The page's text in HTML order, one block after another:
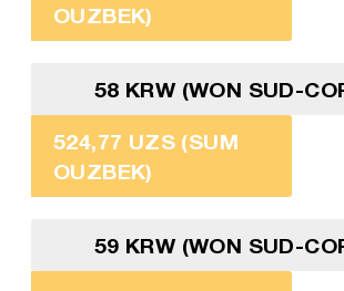
OUZBEK)
58 KRW (WON SUD-
524,77 UZS (SUM
OUZBEK)
59 KRW (WON SUD-